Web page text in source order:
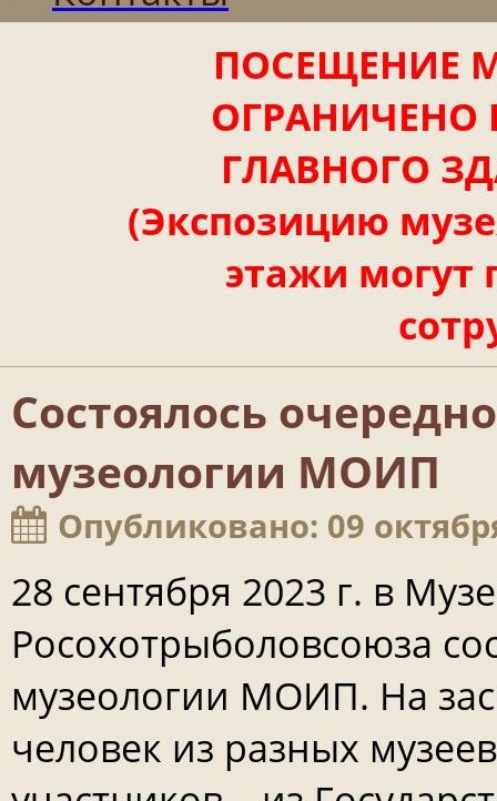
ПОСЕЩЕНИЕ
ОГРАНИЧЕНО
ГЛАВНОГО
(Экспозицию
этажи могут
Состоялось
музеологии МОИП
Опубликовано: 09
28 сентября 2023 г. в
Росохотрыболовсоюза
музеологии МОИП. На
человек из разных